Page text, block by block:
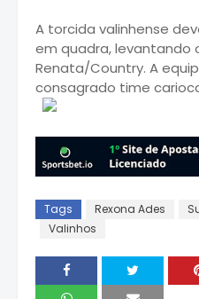
A torcida valinhense
em quadra, levantando
Renata/Country. A
consagrado time
Tags Rexona Ades
Valinhos